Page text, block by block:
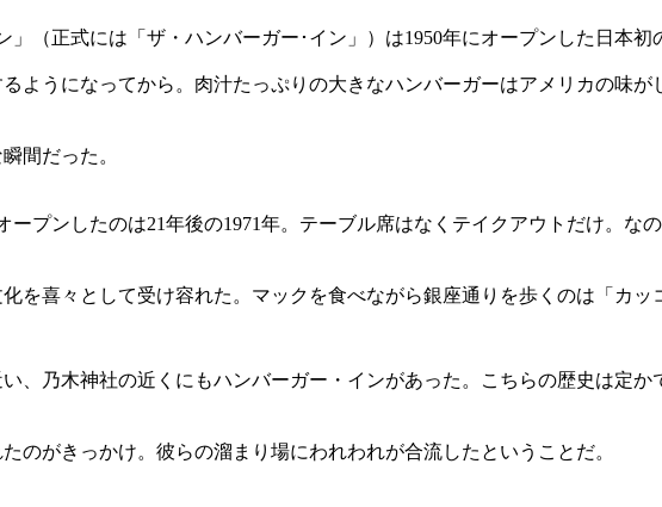
（正式には「ザ・ハンバーガー･イン」）は1950年にオープンした日本
ようになってから。肉汁たっぷりの大きなハンバーガーはアメリカの味
間だった。
プンしたのは21年後の1971年。テーブル席はなくテイクアウトだけ。な
を喜々として受け容れた。マックを食べながら銀座通りを歩くのは「カッ
、乃木神社の近くにもハンバーガー・インがあった。こちらの歴史は定
のがきっかけ。彼らの溜まり場にわれわれが合流したということだ。